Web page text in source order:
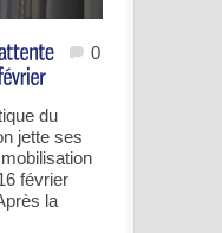
0
du
jette ses
février
la